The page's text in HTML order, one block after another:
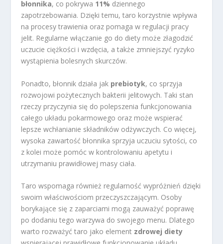
błonnika, co pokrywa 11% dziennego
zapotrzebowania. Dzięki temu, taro korzystnie wpływa
na procesy trawienia oraz pomaga w regulacji pracy
jelit. Regularne włączanie go do diety może złagodzić
uczucie ciężkości i wzdęcia, a także zmniejszyć ryzyko
wystąpienia bolesnych skurczów.
Ponadto, błonnik działa jak prebiotyk, co sprzyja
rozwojowi pożytecznych bakterii jelitowych. Taki stan
rzeczy przyczynia się do polepszenia funkcjonowania
całego układu pokarmowego oraz może wspierać
lepsze wchłanianie składników odżywczych. Co więcej,
wysoka zawartość błonnika sprzyja uczuciu sytości, co
z kolei może pomóc w kontrolowaniu apetytu i
utrzymaniu prawidłowej masy ciała.
Taro wspomaga również regularność wypróżnień dzięki
swoim właściwościom przeczyszczającym. Osoby
borykające się z zaparciami mogą zauważyć poprawę
po dodaniu tego warzywa do swojego menu. Dlatego
warto rozważyć taro jako element zdrowej diety